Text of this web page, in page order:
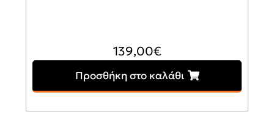
139,00€
Προσθήκη στο καλάθι